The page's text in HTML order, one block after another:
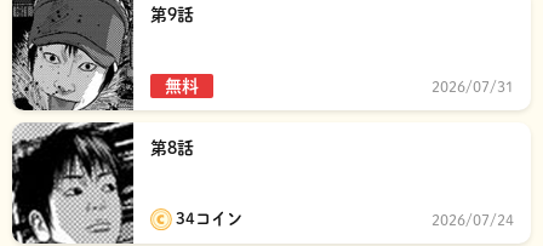
第9話
無料 2026/07/31
第8話
34コイン 2026/07/24